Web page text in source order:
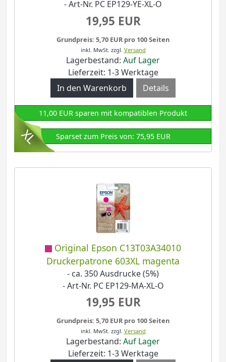
- Art-Nr. PC EP129-YE-XL-O
19,95 EUR
Grundpreis: 5,70 EUR pro 100 Seiten
inkl. MwSt. zzgl. Versand
Lagerbestand: Auf Lager
Lieferzeit: 1-3 Werktage
Details
11,00 EUR sparen mit kompatiblen Produkt
Sparset zum Preis von: 75,95 EUR
Original Epson C13T03A34010
Druckerpatrone 603XL magenta
- ca. 350 Ausdrucke (5%)
- Art-Nr. PC EP129-MA-XL-O
19,95 EUR
Grundpreis: 5,70 EUR pro 100 Seiten
inkl. MwSt. zzgl. Versand
Lagerbestand: Auf Lager
Lieferzeit: 1-3 Werktage